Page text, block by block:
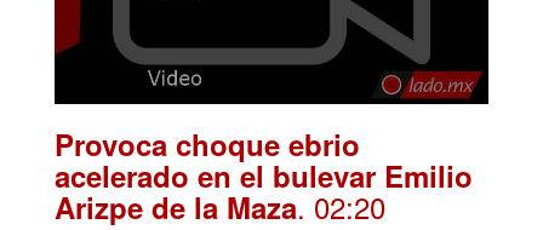
Provoca choque ebrio
acelerado en el bulevar Emilio
Arizpe de la Maza. 02:20